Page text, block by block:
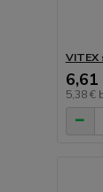
VITEX
6,61
5,38 €